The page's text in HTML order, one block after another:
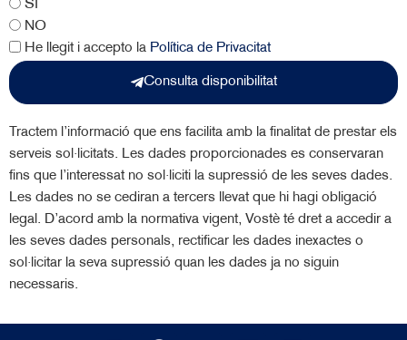
SI
NO
He llegit i accepto la Política de Privacitat
Consulta disponibilitat
Tractem l’informació que ens facilita amb la finalitat de prestar els
serveis sol·licitats. Les dades proporcionades es conservaran
fins que l’interessat no sol·liciti la supressió de les seves dades.
Les dades no se cediran a tercers llevat que hi hagi obligació
legal. D’acord amb la normativa vigent, Vostè té dret a accedir a
les seves dades personals, rectificar les dades inexactes o
sol·licitar la seva supressió quan les dades ja no siguin
necessaris.